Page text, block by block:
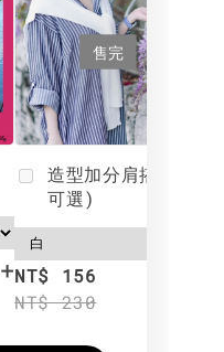
+
售完
造型加分肩搭(4色
可選)
NT$ 156
NT$ 230